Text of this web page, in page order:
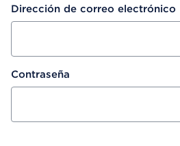
Dirección de correo electrónico
Contraseña